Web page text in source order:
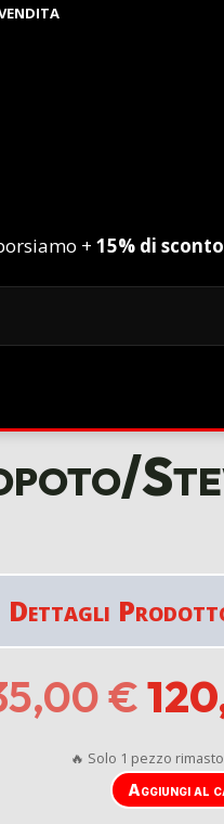
+ 15% di sconto
Dettagli
€Il
era:
🔥 Solo 1 pezzo
Aggiungi al